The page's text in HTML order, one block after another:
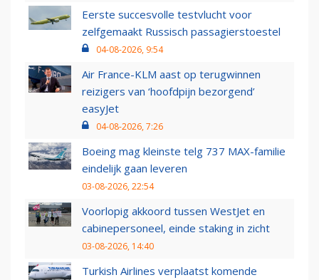
Eerste succesvolle testvlucht voor
zelfgemaakt Russisch passagierstoestel
04-08-2026, 9:54
Air France-KLM aast op terugwinnen
reizigers van ‘hoofdpijn bezorgend’
easyJet
04-08-2026, 7:26
Boeing mag kleinste telg 737 MAX-familie
eindelijk gaan leveren
03-08-2026, 22:54
Voorlopig akkoord tussen WestJet en
cabinepersoneel, einde staking in zicht
03-08-2026, 14:40
Turkish Airlines verplaatst komende